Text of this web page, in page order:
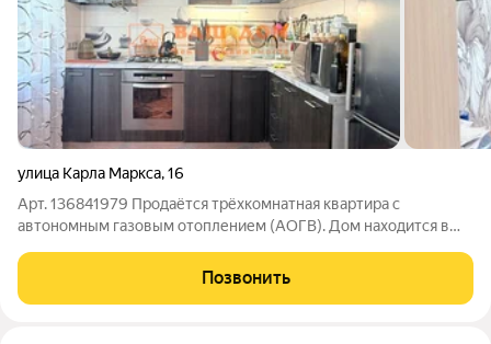
улица Карла Маркса,16
Арт. 136841979 Продаётся трёхкомнатная квартира с
автономным газовым отоплением (АОГВ). Дом находится в
общественного транспорта, супермаркеты и
Позвонить